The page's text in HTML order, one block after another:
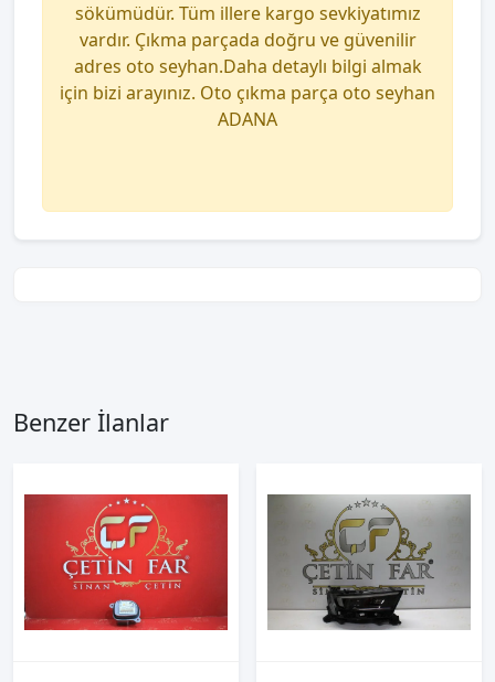
sökümüdür. Tüm illere kargo sevkiyatımız
vardır. Çıkma parçada doğru ve güvenilir
adres oto seyhan.Daha detaylı bilgi almak
için bizi arayınız. Oto çıkma parça oto seyhan
ADANA
Benzer İlanlar